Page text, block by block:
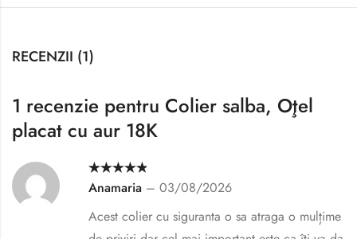
RECENZII (1)
1 recenzie pentru Colier salba, Oţel
placat cu aur 18K
Evaluat la 5
din 5
Anamaria – 03/08/2026
Acest colier cu siguranta o sa atraga o mulțime